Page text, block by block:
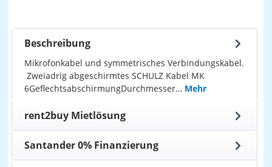
Beschreibung
Mikrofonkabel und symmetrisches Verbindungskabel.
Zweiadrig abgeschirmtes SCHULZ Kabel MK
6GeflechtsabschirmungDurchmesser… Mehr
rent2buy Mietlösung
Santander 0% Finanzierung